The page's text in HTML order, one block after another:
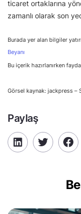
ticaret ortaklarına
zamanlı olarak son
Burada yer alan bilgiler
Beyanı
Bu içerik hazırlanırken
Görsel kaynak: jackpress –
Paylaş